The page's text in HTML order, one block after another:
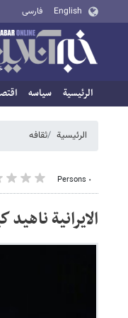
English فارسی
الرئيسية سیاسه
الرئيسية ثقافه
٠ Persons
الایرانیة